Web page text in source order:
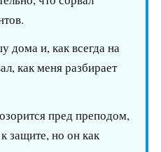
дома и, как всегда на
как меня разбирает
пред преподом,
защите, но он как